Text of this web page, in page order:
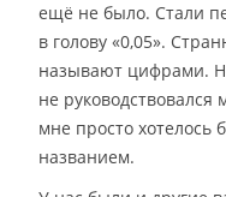
ещё не было. Стали
в голову «0,05».
называют цифрами.
не
мне просто хотелось
названием.